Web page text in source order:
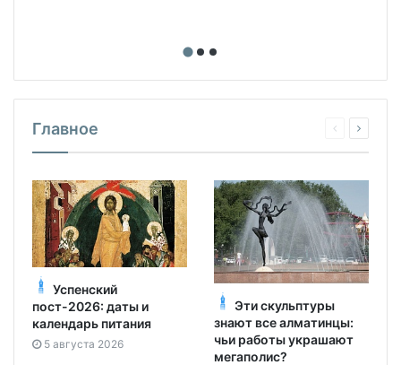
Главное
Успенский
пост-2026: даты и
календарь питания
5 августа 2026
Эти скульптуры
знают все алматинцы:
чьи работы украшают
мегаполис?